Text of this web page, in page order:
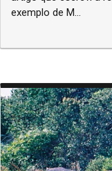
exemplo de M...